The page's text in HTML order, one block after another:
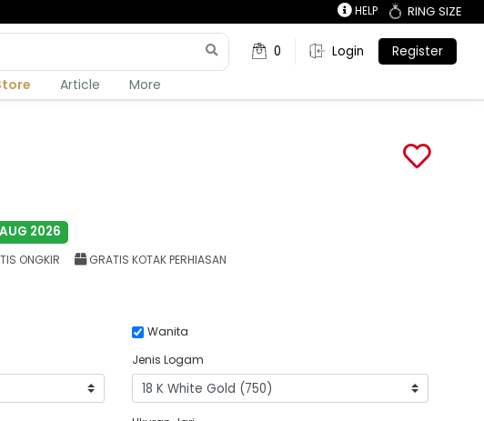
HELP RING SIZE
0 Login Register
Article More
2026
ONGKIR GRATIS KOTAK PERHIASAN
Wanita
Jenis Logam